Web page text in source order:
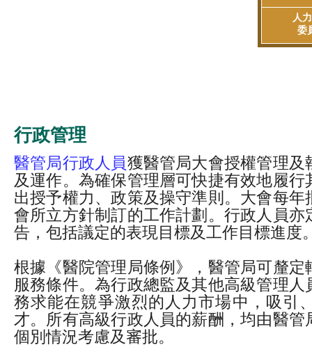
人
委
行政管理
醫管局行政人員獲醫管局大會授權管理
及運作。為確保管理層可快捷有效地履
出授予權力、政策及操守準則。大會每
會所立方針制訂的工作計劃。行政人員亦
告，包括議定的表現目標及工作目標進度
根據《醫院管理局條例》，醫管局可釐定
服務條件。為行政總監及其他高級管理
務求能在競爭激烈的人力市場中，吸引
才。所有高級行政人員的薪酬，均由醫
個別情況考慮及審批。